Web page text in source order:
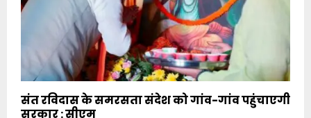
संत रविदास के समरसता संदेश को गांव-गांव पहुंचाएगी
सरकार : सीएम